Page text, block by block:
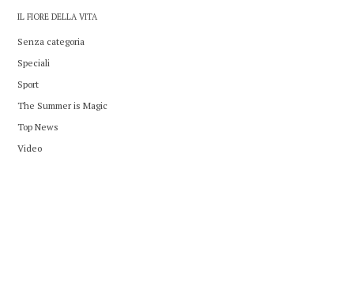
IL FIORE DELLA VITA
Senza categoria
Speciali
Sport
The Summer is Magic
Top News
Video